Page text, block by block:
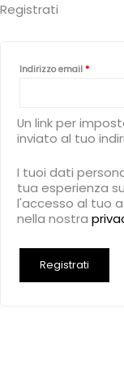
Registrati
Indirizzo email *Richiesto
Un link per
inviato al tuo
I tuoi dati
tua esperienza
l'accesso al tuo
nella nostra
Registrati